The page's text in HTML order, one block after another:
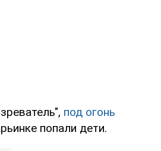
под огонь
попали дети.